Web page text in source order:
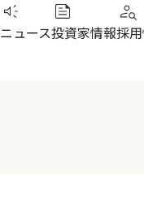
ニュース投資家情報採